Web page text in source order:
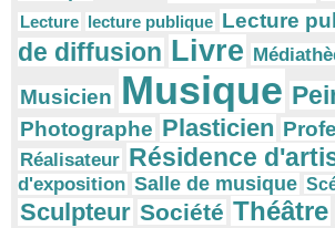
Lecture lecture publique Lecture
de diffusion Livre
Musicien Musique
Photographe Plasticien
Réalisateur Résidence
d'exposition Salle de musique
Sculpteur Société Théâtre